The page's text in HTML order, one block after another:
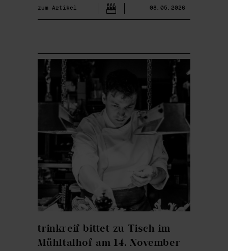
zum Artikel 08.05.2026
trinkreif bittet zu Tisch im
Mühltalhof am 14. November